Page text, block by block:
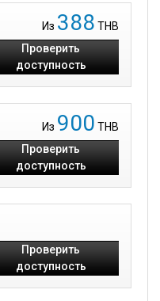
Из 388 THB
Проверить
доступность
Из 900 THB
Проверить
доступность
Проверить
доступность